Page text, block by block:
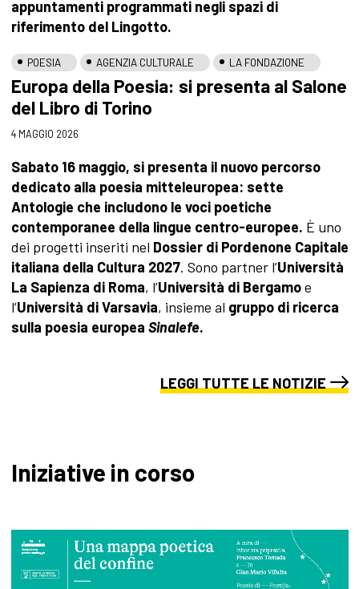
appuntamenti programmati negli spazi di
riferimento del Lingotto.
POESIA AGENZIA CULTURALE LA FONDAZIONE
Europa della Poesia: si presenta al Salone
del Libro di Torino
4 MAGGIO 2026
Sabato 16 maggio, si presenta il nuovo percorso
dedicato alla poesia mitteleuropea: sette
Antologie che includono le voci poetiche
contemporanee della lingue centro-europee. È uno
dei progetti inseriti nel Dossier di Pordenone Capitale
italiana della Cultura 2027. Sono partner l’Università
La Sapienza di Roma, l’Università di Bergamoe
l’Università di Varsavia, insieme al gruppo di ricerca
sulla poesia europea Sinalefe.
LEGGI TUTTE LE NOTIZIE
Iniziative in corso